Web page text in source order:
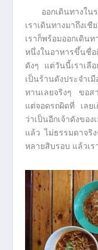
ออกเดินทางใน
เราเดินทางมาถึงเ
เราก็พร้อมออกเดิน
หนึ่งในอาหารขึ้นชื่อ
ดังๆ แต่วันนี้เราเลื
เป็นร้านดังประจำ
ทานเลยจริงๆ ขอส
แต่จอดรถผิดที่ เลย
ว่าเป็นอีกเจ้าดังข
แล้ว ไม่ธรรมดาจริ
หลายสิบรอบ แล้วเร